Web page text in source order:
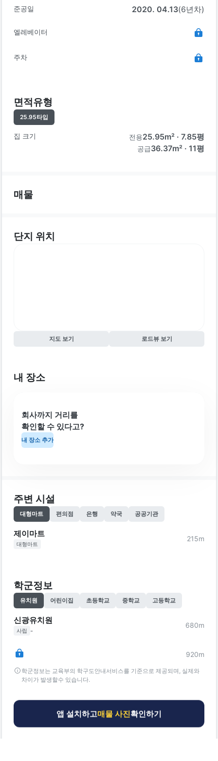
준공일 2020. 04.13(6년차)
엘레베이터
주차
면적유형
25.95타입
집 크기 전용25.95m² · 7.85평
공급36.37m² · 11평
매물
단지 위치
지도 보기 로드뷰 보기
내 장소
회사까지 거리를
확인할 수 있다고?
내 장소 추가
주변 시설
대형마트 편의점 은행 약국 공공기관
제이마트
대형마트
215m
학군정보
유치원 어린이집 초등학교 중학교 고등학교
신광유치원
사립 -
680m
920m
학군정보는 교육부의 학구도안내서비스를 기준으로 제공되며, 실제와
차이가 발생할수 있습니다.
앱 설치하고매물 사진확인하기